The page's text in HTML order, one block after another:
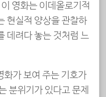
영화는 이데올로기적
현실적 양상을 관찰하
데려다 놓는 것처럼 느
가 보여 주는 기호가
분위기가 있다고 문제